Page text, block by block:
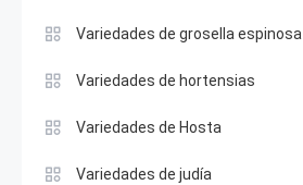
Variedades de grosella espinosa
Variedades de hortensias
Variedades de Hosta
Variedades de judía